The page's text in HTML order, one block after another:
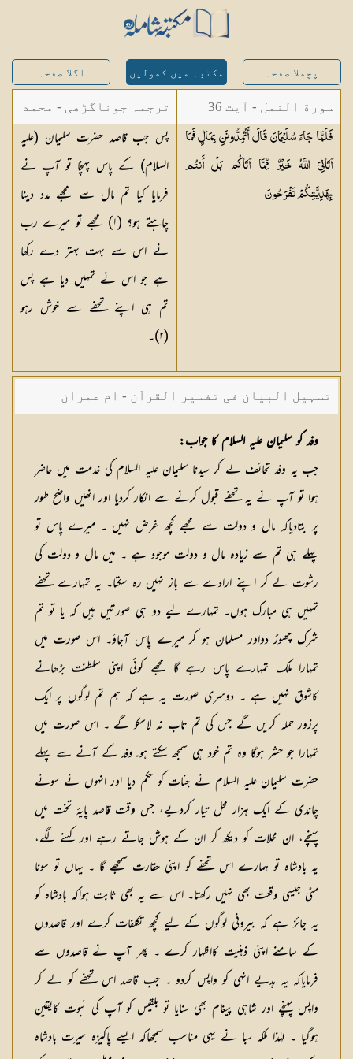
پچھلا صفحہ مکتبہ میں کھولیں اگلا صفحہ
سورة النمل - آیت 36
فَلَمَّا جَاءَ سُلَيْمَانَ قَالَ أَتُمِدُّونَنِ بِمَالٍ فَمَا
آتَانِيَ اللَّهُ خَيْرٌ مِّمَّا آتَاكُم بَلْ أَنتُم
بِهَدِيَّتِكُمْتَفْرَحُونَ
ترجمہ جوناگڑھی - محمد
جونا گڑھی
پس جب قاصد حضرت سلیمان (علیہ
السلام) کے پاس پہنچا تو آپ نے
فرمایا کیا تم مال سے مجھے مدد دینا
چاہتے ہو؟ (١) مجھے تو میرے رب
نے اس سے بہت بہتر دے رکھا
ہے جو اس نے تمہیں دیا ہے پس
تم ہی اپنے تحفے سے خوش رہو
(٢)۔
تسہیل البیان فی تفسیر القرآن - ام عمران
شکیلہ بنت میاں فضل حسین
وفد کو سلیمان علیہ السلام کا جواب:
جب یہ وفد تحائف لے کر سیدنا سلیمان علیہ السلام کی خدمت میں حاضر
ہوا تو آپ نے یہ تحفے قبول کرنے سے انکار کردیا اور انھیں واضح طور
پر بتادیاکہ مال و دولت سے مجھے کچھ غرض نہیں ۔ میرے پاس تو
پہلے ہی تم سے زیادہ مال و دولت موجود ہے ۔ میں مال و دولت کی
رشوت لے کر اپنے ارادے سے باز نہیں رہ سکتا۔ یہ تمہارے تحفے
تمہیں ہی مبارک ہوں۔ تمہارے لیے دو ہی صورتیں ہیں کہ یا تو تم
شرک چھوڑ دواور مسلمان ہو کر میرے پاس آجاؤ۔ اس صورت میں
تمہارا ملک تمہارے پاس رہے گا مجھے کوئی اپنی سلطنت بڑھانے
کاشوق نہیں ہے ۔ دوسری صورت یہ ہے کہ ہم تم لوگوں پر ایک
پرزور حملہ کریں گے جس کی تم تاب نہ لاسکو گے ۔ اس صورت میں
تمہارا جو حشر ہوگا وہ تم خود ہی سمجھ سکتے ہو۔وفد کے آنے سے پہلے
حضرت سلیمان علیہ السلام نے جنات کو حکم دیا اور انہوں نے سونے
چاندی کے ایک ہزار محل تیار کردیے، جس وقت قاصد پایۂ تخت میں
پہنچے، ان محلات کو دیکھ کر ان کے ہوش جاتے رہے اور کہنے لگے،
یہ بادشاہ تو ہمارے اس تحفے کو اپنی حقارت سمجھے گا ۔ یہاں تو سونا
مٹی جیسی وقعت بھی نہیں رکھتا۔ اس سے یہ بھی ثابت ہواکہ بادشاہ کو
یہ جائز ہے کہ بیرونی لوگوں کے لیے کچھ تکلفات کرے اور قاصدوں
کے سامنے اپنی ذہنیت کااظہار کرے ۔ پھر آپ نے قاصدوں سے
فرمایاکہ یہ ہدیے انہی کو واپس کردو ۔ جب قاصد اس تحفے کو لے کر
واپس پہنچے اور شاہی پیغام بھی سنایا تو بلقیس کو آپ کی نبوت کایقین
ہوگیا ۔ لہٰذا ملکہ سبا نے یہی مناسب سمجھاکہ ایسے پاکیزہ سیرت بادشاہ